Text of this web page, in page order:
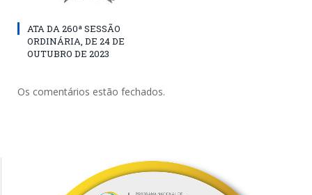
ATA DA 260ª SESSÃO
ORDINÁRIA, DE 24 DE
OUTUBRO DE 2023
Os comentários estão fechados.